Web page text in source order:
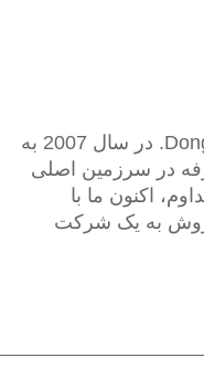
Dongguan Aomike Industry Co., Ltd. در سال 2007 به
در سرزمین اصلی
اکنون ما با
به یک شرکت